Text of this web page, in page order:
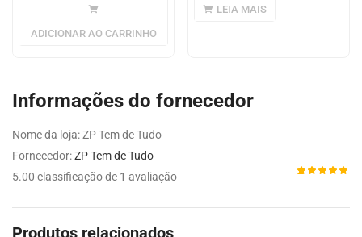
ADICIONAR AO CARRINHO
LEIA MAIS
Informações do fornecedor
Nome da loja:ZP Tem de Tudo
Fornecedor:ZP Tem de Tudo
5.00 classificação de 1 avaliação
de 5,